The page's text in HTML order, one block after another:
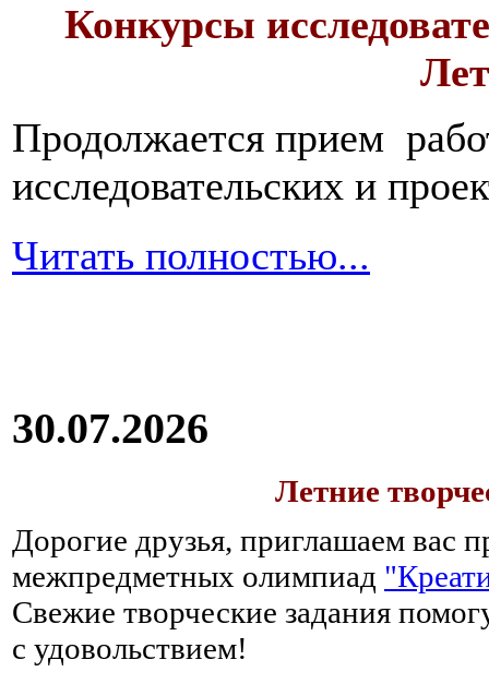
Конкурсы
Продолжается прием
исследовательских и
Читать полностью...
30.07.2026
Летние
Дорогие друзья, приглашаем вас
межпредметных олимпиад
Свежие творческие задания
с удовольствием!